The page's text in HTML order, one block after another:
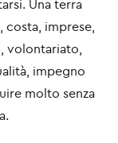
Una terra
imprese,
volontariato,
impegno
molto senza